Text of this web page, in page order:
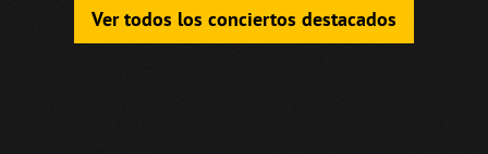
Ver todos los conciertos destacados